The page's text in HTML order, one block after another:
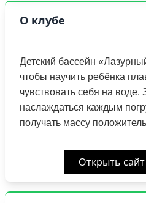
О клубе
Детский бассейн
чтобы научить ребёнка
чувствовать себя на воде.
наслаждаться каждым
получать массу
Открыть сайт